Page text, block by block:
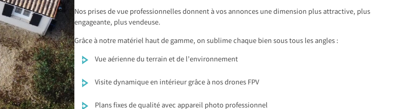
Nos prises de vue professionnelles donnent à vos annonces une dimension plus attractive, plus
engageante, plus vendeuse.
Grâce à notre matériel haut de gamme, on sublime chaque bien sous tous les angles :
Vue aérienne du terrain et de l’environnement
Visite dynamique en intérieur grâce à nos drones FPV
Plans fixes de qualité avec appareil photo professionnel